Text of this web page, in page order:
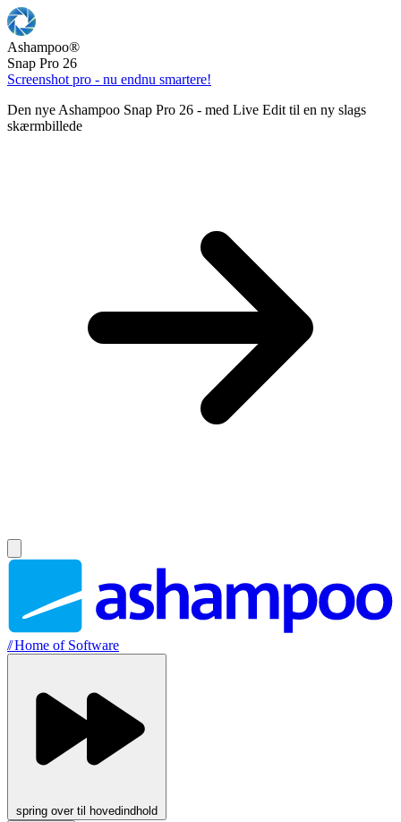
Ashampoo®
Snap Pro 26
Screenshot pro - nu endnu smartere!
Den nye Ashampoo Snap Pro 26 - med Live Edit til en ny slags
skærmbillede
//Home of Software
spring over til hovedindhold